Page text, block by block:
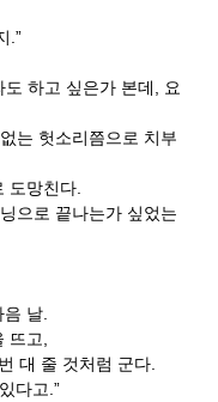
.”
하고 싶은가 본데, 요
는 헛소리쯤으로 치부
도망친다.
으로 끝나는가 싶었는
날.
고,
대 줄 것처럼 군다.
다고.”